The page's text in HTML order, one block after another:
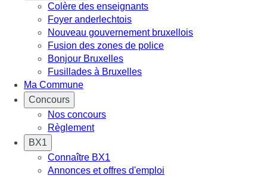
Colère des enseignants
Foyer anderlechtois
Nouveau gouvernement bruxellois
Fusion des zones de police
Bonjour Bruxelles
Fusillades à Bruxelles
Ma Commune
Concours
Nos concours
Règlement
BX1
Connaître BX1
Annonces et offres d'emploi